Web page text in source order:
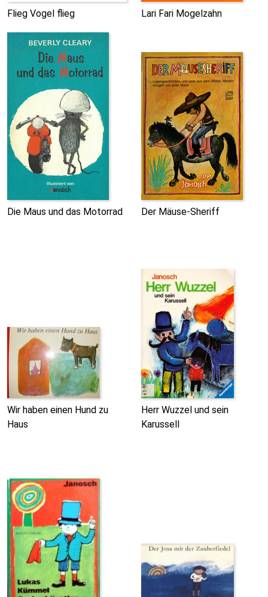
Flieg Vogel flieg Lari Fari Mogelzahn
Die Maus und das Motorrad Der Mäuse-Sheriff
Wir haben einen Hund zu
Haus
Herr Wuzzel und sein
Karussell